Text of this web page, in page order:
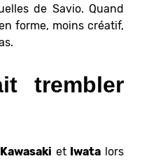
de Savio. Quand
forme, moins créatif,
trembler
Kawasaki et Iwata lors